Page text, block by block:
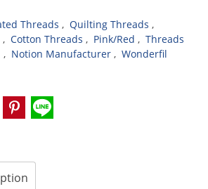
Threads , Quilting Threads ,
, Cotton Threads , Pink/Red , Threads
, Notion Manufacturer , Wonderfil